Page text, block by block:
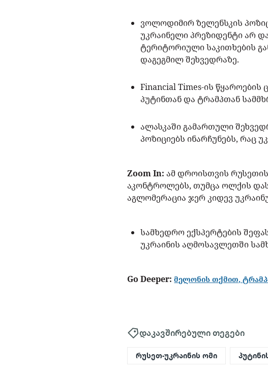
ვოლოდიმირ ზელენსკის
უკრაინელი პრეზიდენტი არ
ტერიტორიული საკითხების
დაგეგმილ შეხვედრაზე.
Financial Times-ის
პუტინთან და ტრამპთან
ალასკაში გამართული
პოზიციებს ინარჩუნებს, რაც
Zoom In:ამ დროისთვის
აკონტროლებს, თუმცა ოლქის
აგლომერაცია ჯერ კიდევ
სამხედრო ექსპერტების
უკრაინის აღმოსავლეთში
Go Deeper:მელონის თქმით,
დაკავშირებული თეგები
რუსეთ-უკრაინის ომი